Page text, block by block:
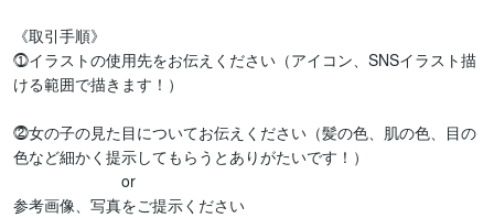
《取引手順》
⓵イラストの使用先をお伝えください（アイコン、SNSイラスト描
ける範囲で描きます！）
⓶女の子の見た目についてお伝えください（髪の色、肌の色、目の
色など細かく提示してもらうとありがたいです！）
or
参考画像、写真をご提示ください